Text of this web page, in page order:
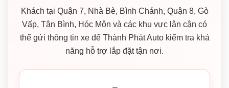
Khách tại Quận 7, Nhà Bè, Bình Chánh, Quận 8, Gò
Vấp, Tân Bình, Hóc Môn và các khu vực lân cận có
thể gửi thông tin xe để Thành Phát Auto kiểm tra khả
năng hỗ trợ lắp đặt tận nơi.